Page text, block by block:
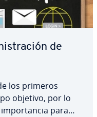
de
los primeros
objetivo, por lo
para